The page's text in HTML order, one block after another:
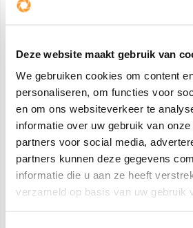
Deze website maakt gebruik van
We gebruiken cookies om content
personaliseren, om functies voor
en om ons websiteverkeer te
informatie over uw gebruik van
partners voor social media,
partners kunnen deze gegevens
informatie die u aan ze heeft
verzameld op basis van uw gebruik
(35mm film equiv)
Diameter 6,89
62 mm
Lengte 99,4
Diafragma (F-F) 4 - 22
Manuele focus Ja